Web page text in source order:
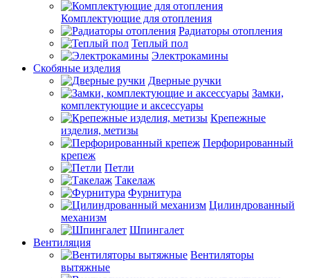
Комплектующие для отопления
Радиаторы отопления
Теплый пол
Электрокамины
Скобяные изделия
Дверные ручки
Замки,
комплектующие и аксессуары
Крепежные
изделия, метизы
Перфорированный
крепеж
Петли
Такелаж
Фурнитура
Цилиндрованный
механизм
Шпингалет
Вентиляция
Вентиляторы
вытяжные